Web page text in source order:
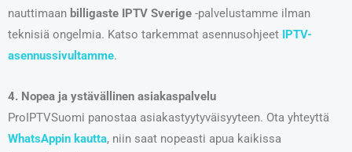
nauttimaan billigaste IPTV Sverige -palvelustamme ilman
teknisiä ongelmia. Katso tarkemmat asennusohjeet IPTV-
asennussivultamme.
4. Nopea ja ystävällinen asiakaspalvelu
ProIPTVSuomi panostaa asiakastyytyväisyyteen. Ota yhteyttä
WhatsAppin kautta, niin saat nopeasti apua kaikissa